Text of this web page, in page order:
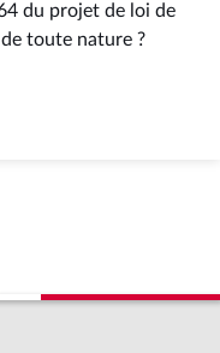
du projet de loi de
toute nature ?